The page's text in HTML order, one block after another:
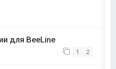
для BeeLine
1 2